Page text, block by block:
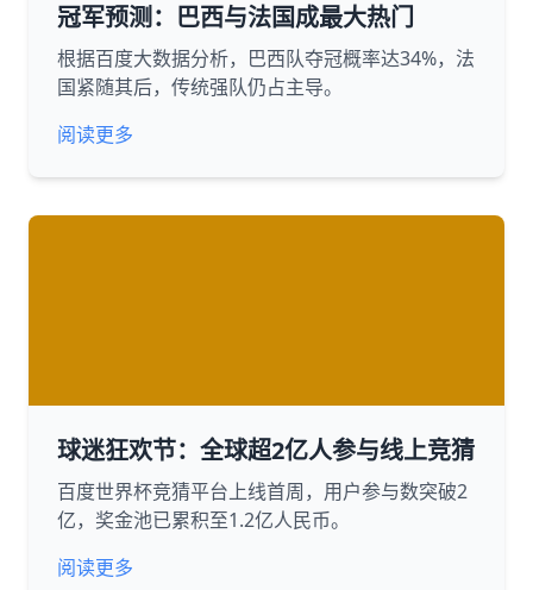
冠军预测：巴西与法国成最大热门
根据百度大数据分析，巴西队夺冠概率达34%，法
国紧随其后，传统强队仍占主导。
阅读更多
球迷狂欢节：全球超2亿人参与线上竞猜
百度世界杯竞猜平台上线首周，用户参与数突破2
亿，奖金池已累积至1.2亿人民币。
阅读更多